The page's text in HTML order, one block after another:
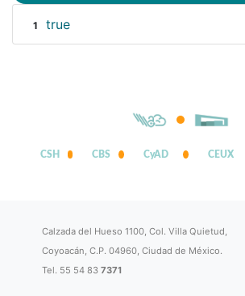
1 true
CSH CBS CyAD CEUX
Calzada del Hueso 1100, Col. Villa Quietud,
Coyoacán, C.P. 04960, Ciudad de México.
Tel. 55 54 837371